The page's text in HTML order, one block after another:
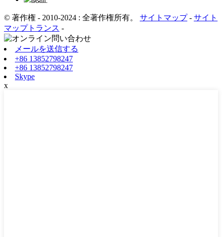
© 著作権 - 2010-2024 : 全著作権所有。 サイトマップ- サイト
マップトランス -
メールを送信する
+86 13852798247
+86 13852798247
Skype
x